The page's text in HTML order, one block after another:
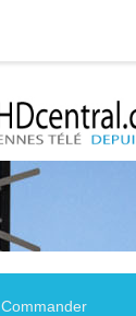
Commander